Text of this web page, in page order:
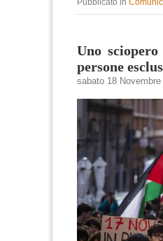
Pubblicato in
Uno
persone
sabato 18 Novembre